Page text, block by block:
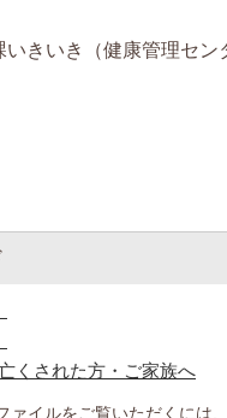
きいき（健康管理セン
くされた方・ご家族へ
ァイルをご覧いただくには